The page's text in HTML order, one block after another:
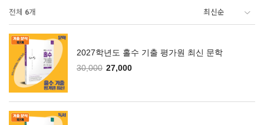
전체 6개
2027학년도 홀수 기출 평가원 최신 문학
30,000 27,000